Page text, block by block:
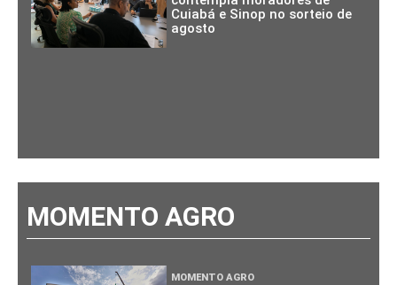
Cuiabá e Sinop no sorteio de
agosto
MOMENTO AGRO
MOMENTO AGRO